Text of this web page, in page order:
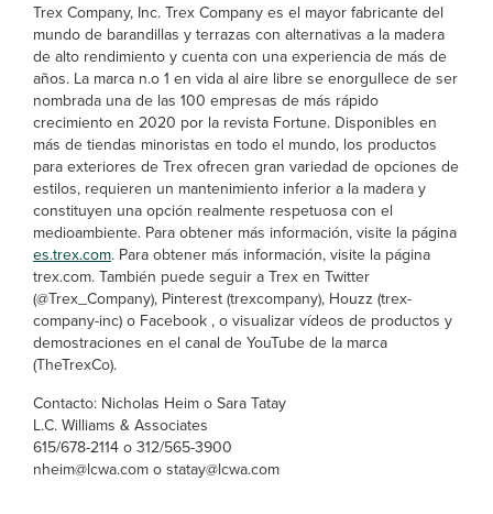
Trex Company, Inc. Trex Company es el mayor fabricante del
mundo de barandillas y terrazas con alternativas a la madera
de alto rendimiento y cuenta con una experiencia de más de
años. La marca n.o 1 en vida al aire libre se enorgullece de ser
nombrada una de las 100 empresas de más rápido
crecimiento en 2020 por la revista Fortune. Disponibles en
más de tiendas minoristas en todo el mundo, los productos
para exteriores de Trex ofrecen gran variedad de opciones de
estilos, requieren un mantenimiento inferior a la madera y
constituyen una opción realmente respetuosa con el
medioambiente. Para obtener más información, visite la página
es.trex.com. Para obtener más información, visite la página
trex.com. También puede seguir a Trex en Twitter
(@Trex_Company), Pinterest (trexcompany), Houzz (trex-
company-inc) o Facebook , o visualizar vídeos de productos y
demostraciones en el canal de YouTube de la marca
(TheTrexCo).
Contacto: Nicholas Heim o Sara Tatay
L.C. Williams & Associates
615/678-2114 o 312/565-3900
nheim@lcwa.com o statay@lcwa.com